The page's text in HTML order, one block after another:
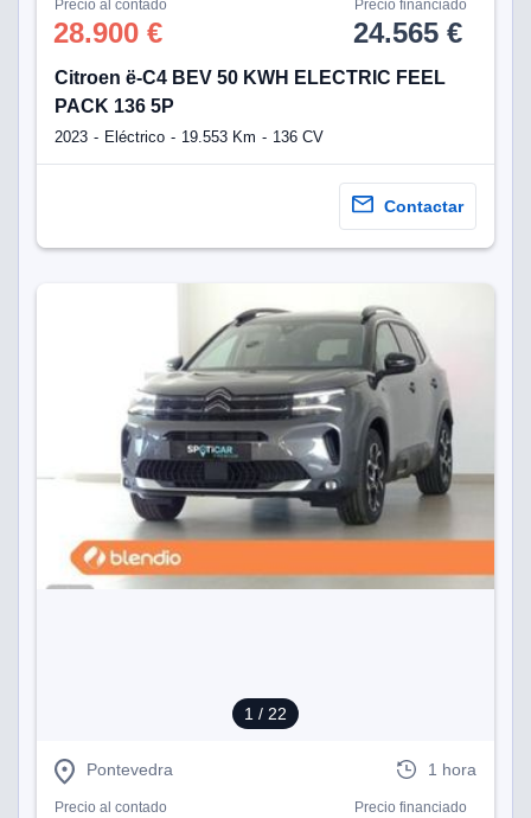
Precio al contado
28.900 €
Precio financiado
24.565 €
Citroen ë-C4 BEV 50 KWH ELECTRIC FEEL
PACK 136 5P
2023 Eléctrico 19.553 Km 136 CV
Contactar
1 / 22
Pontevedra 1 hora
Precio al contado Precio financiado